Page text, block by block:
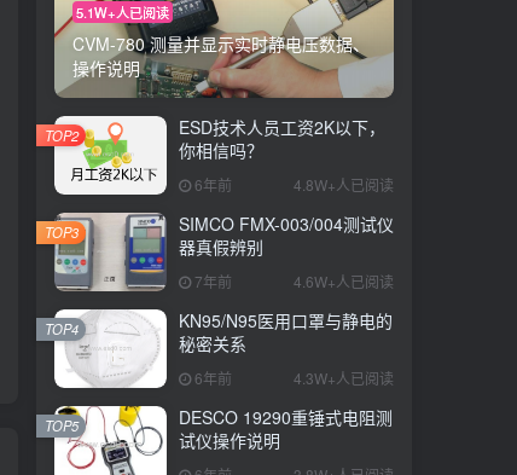
5.1W+人已阅读
CVM-780 测量并显示实时静电压数据、
操作说明
ESD技术人员工资2K以下，
你相信吗？
6年前 4.8W+人已阅读
TOP2
SIMCO FMX-003/004测试仪
器真假辨别
7年前 4.6W+人已阅读
TOP3
KN95/N95医用口罩与静电的
秘密关系
6年前 4.3W+人已阅读
TOP4
DESCO 19290重锤式电阻测
试仪操作说明
TOP5